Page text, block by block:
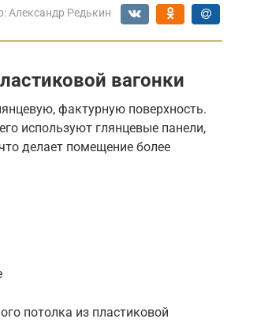
Александр Редькин
вагонки
фактурную поверхность.
используют глянцевые панели,
делает помещение более
потолка из пластиковой